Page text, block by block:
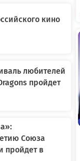
кино
любителей
пройдет
Союза
пройдет в